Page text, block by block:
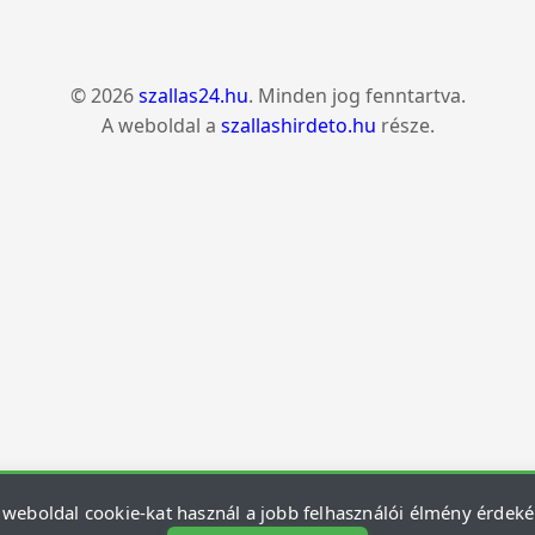
© 2026szallas24.hu. Minden jog fenntartva.
A weboldal a szallashirdeto.hu része.
weboldal cookie-kat használ a jobb felhasználói élmény